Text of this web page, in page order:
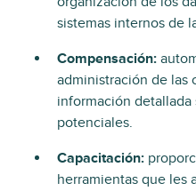
sistemas internos de
Compensación:
administración de las
información detallada
potenciales.
Capacitación:
herramientas que les